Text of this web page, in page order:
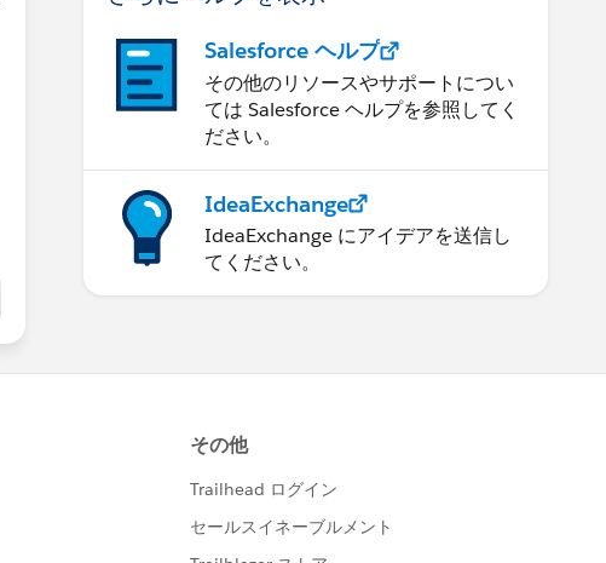
Salesforce ヘルプ
その他のリソースやサポートについ
ては Salesforce ヘルプを参照してく
ださい。
IdeaExchange
IdeaExchange にアイデアを送信し
てください。